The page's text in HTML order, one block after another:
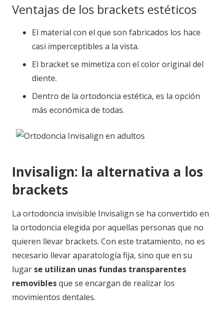
Ventajas de los brackets estéticos
El material con el que son fabricados los hace
casi imperceptibles a la vista.
El bracket se mimetiza con el color original del
diente.
Dentro de la ortodoncia estética, es la opción
más económica de todas.
Invisalign: la alternativa a los
brackets
La ortodoncia invisible Invisalign se ha convertido en
la ortodoncia elegida por aquellas personas que no
quieren llevar brackets. Con este tratamiento, no es
necesario llevar aparatología fija, sino que en su
lugar se utilizan unas fundas transparentes
removiblesque se encargan de realizar los
movimientos dentales.